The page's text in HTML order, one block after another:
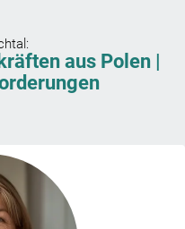
:
aus Polen |